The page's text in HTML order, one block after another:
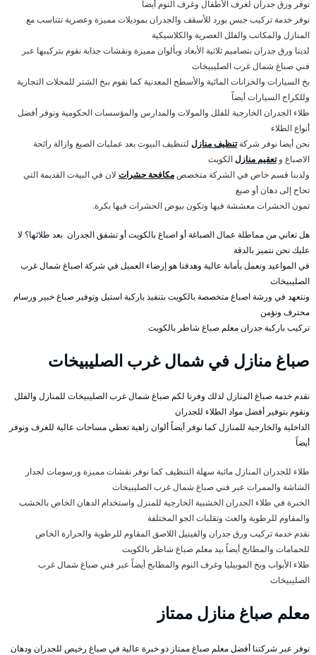
نوفر ورق جدران لغرف الأطفال وغرف النوم أيضاً
نوفر خدمة تركيب جبس بورد للأسقف والجدران بموديلات مميزة وعصرية تتناسب مع
المنازل والمكاتب والفلل العصرية والكلاسيكية
لدينا ورق جدران بتصاميم ثلاثية الأبعاد وبألوان مميزة ونقشات جذابة نقوم بتركيبها عبر
فني صباغ شمال غرب الصليبيخات
بخ السيارات والخزانات المائية والأسطح المعدنية كما نقوم ببخ الشتر للمحلات التجارية
وللكراج السيارات أيضاً
طلاء الجدران الخارجية للفلل والمولات والمدارس والمؤسسات الحكومية ونوفر أفضل
أنواع الطلاء
نحن أيضا نوفر شركةتنظيف منازل لتنظيف البيوت بعد عمليات الصبغ وازالة رائحة
الاصباغ وتعقيم منازلالكويت
ولدبنا قسم خاص في الشركة متخصصمكافحة حشرات لان في البيةت القديمة التي
تحاح إلى دهان أو صبغ
تمون الحشرات معششة فيها وتكون بيوض الحشرات فيها بكرة.
هل تعاني من مماطلة عمال الصباغة أو اصباغ بالكويت أو تشقق الجدران بعد طلائها؟ لا
عليك نحن نتميز بالدقة
في المواعيد ونعمل بأمانة عالية وهدفنا هو إرضاء العميل في شركة اصباغ شمال غرب
الصليبيخات
ونتعهد في ورشة اصباغ متخصصة بالكويت بتنفيذ باركية استيل وتوفير صباغ خبير ورسام
محترف ونؤمن
تركيب باركية جدران معلم صباغ شاطر بالكويت
صباغ منازل في شمال غرب الصليبيخات
نقدم خدمة صباغ المنازل لذلك وفرنا لكم صباغ شمال غرب الصليبيخات للمنازل والفلل
ونقوم بتوفير أفضل مواد الطلاء للجدران
الداخلية والخارجية للمنازل كما نوفر أيضاً ألوان زاهية تعطي مساحات عالية للغرف ونوفر
أيضاً
طلاء للجدران المنازل مائية سهلة التنظيف كما نوفر نقشات مميزة ورسومات لجدار
الشاشة والممرات عبر فني صباغ شمال غرب الصليبيخات
الخبرة في طلاء الجدران الخشبية الخارجية للمنزل واستخدام الدهان الخاص بالخشب
والمقاوم للرطوبة والعث وتقلبات الجو المختلفة
نقدم خدمة تركيب ورق جدران والفينيل اللاصق المقاوم للرطوبة والحرارة الخاص
للحمامات والمطابخ أيضاً بيد معلم صباغ شاطر بالكويت
طلاء الأبواب وبخ الموبيليا وغرف النوم والمطابخ أيضاً عبر فني صباغ شمال غرب
الصليبيخات
معلم صباغ منازل ممتاز
نوفر عبر شركتنا أفضل معلم صباغ ممتاز ذو خبرة عالية في صباغ رخيص للجدران ودهان